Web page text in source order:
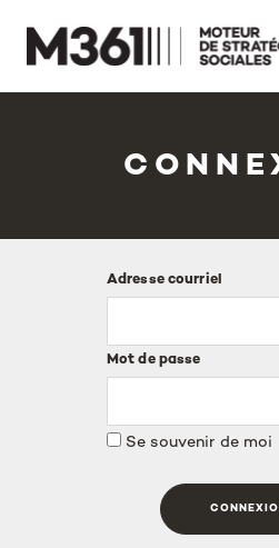
Adresse courriel
Mot de passe
Se souvenir de moi